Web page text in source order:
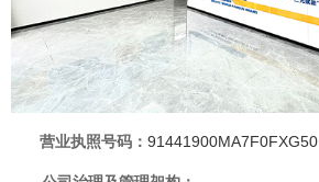
营业执照号码： 91441900MA7F0FXG50